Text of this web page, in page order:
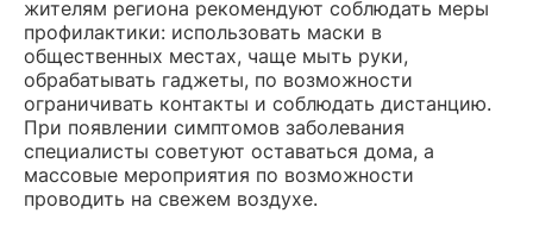
жителям региона рекомендуют соблюдать меры
профилактики: использовать маски в
общественных местах, чаще мыть руки,
обрабатывать гаджеты, по возможности
ограничивать контакты и соблюдать дистанцию.
При появлении симптомов заболевания
специалисты советуют оставаться дома, а
массовые мероприятия по возможности
проводить на свежем воздухе.